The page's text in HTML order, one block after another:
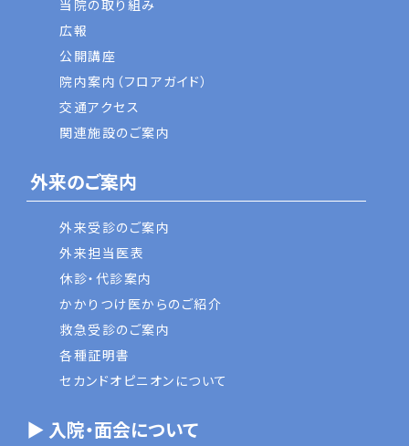
当院の取り組み
広報
公開講座
院内案内（フロアガイド）
交通アクセス
関連施設のご案内
外来のご案内
外来受診のご案内
外来担当医表
休診・代診案内
かかりつけ医からのご紹介
救急受診のご案内
各種証明書
セカンドオピニオンについて
▶ 入院・面会について